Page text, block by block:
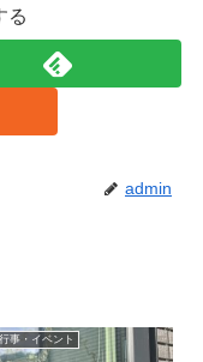
る
admin
事・イベント